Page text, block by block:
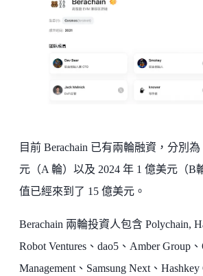
目前 Berachain 已有兩輪融資，分別
元（A 輪）以及 2024 年 1 億美元（B
值已經來到了 15 億美元。
Berachain 兩輪投資人包含 Polychain,
Robot Ventures、dao5、Amber Group、
Management、Samsung Next、